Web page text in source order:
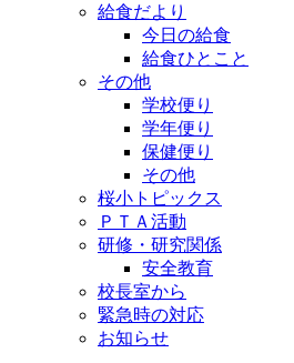
給食だより
今日の給食
給食ひとこと
その他
学校便り
学年便り
保健便り
その他
桜小トピックス
ＰＴＡ活動
研修・研究関係
安全教育
校長室から
緊急時の対応
お知らせ